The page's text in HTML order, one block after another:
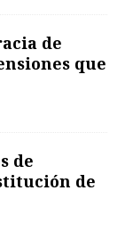
de
que
de
de